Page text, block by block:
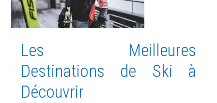
Les Meilleures
Destinations de Ski à
Découvrir